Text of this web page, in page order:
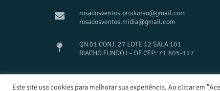
rosadosventos.producao@gmail.com
rosadosventos.midia@gmail.com
QN 01 CONJ. 27 LOTE 12 SALA 101
RIACHO FUNDO I – DF CEP: 71.805-127
Este site usa cookies para melhorar sua experiência. Ao clicar em